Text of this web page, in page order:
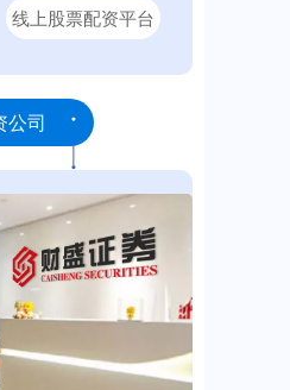
线上股票配资平台
公司